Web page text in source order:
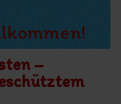
–